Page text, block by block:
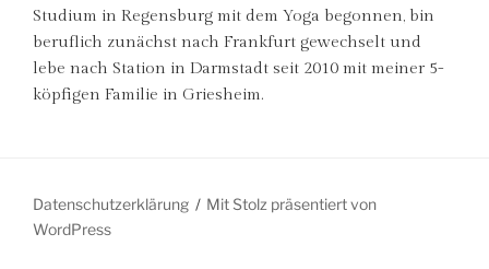
Studium in Regensburg mit dem Yoga begonnen, bin
beruflich zunächst nach Frankfurt gewechselt und
lebe nach Station in Darmstadt seit 2010 mit meiner 5-
köpfigen Familie in Griesheim.
Datenschutzerklärung
Mit Stolz präsentiert von
WordPress